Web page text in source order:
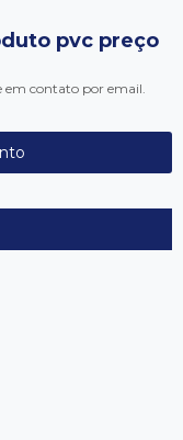
pvc preço
em contato por email.